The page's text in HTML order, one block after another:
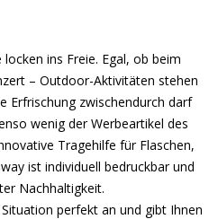
ins Freie. Egal, ob beim
– Outdoor-Aktivitäten stehen
Erfrischung zwischendurch darf
wenig der Werbeartikel des
Tragehilfe für Flaschen,
ist individuell bedruckbar und
Nachhaltigkeit.
perfekt an und gibt Ihnen